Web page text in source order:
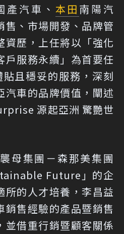
產汽車、 本田 南陽汽
售、市場開發、品牌管
資歷，上任將以「強化
戶服務永續」為首要任
貼且穩妥的服務，深刻
汽車的品牌價值，闡述
源起亞洲 驚艷世
母集團－森那美集團
Future」的企
所的人才培養，李昌益
銷售經驗的產品暨銷售
並借重行銷暨顧客關係